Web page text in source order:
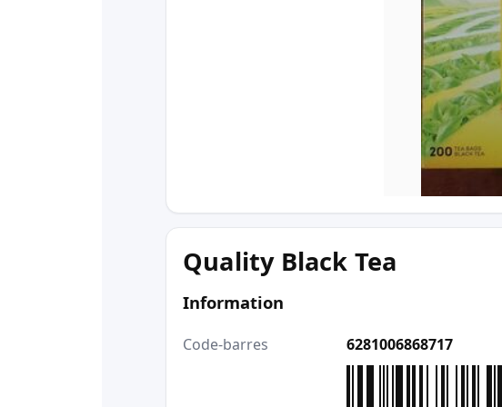
Quality Black Tea
Information
Code-barres 6281006868717